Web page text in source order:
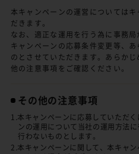
本キャンペーンの運営については
だきます。
なお、適正な運用を行う為に事務
キャンペーンの応募条件変更等、
のとさせていただきます。あらか
他の注意事項をご確認ください。
その他の注意事項
1.本キャンペーンに応募していただ
ンの運用について当社の運用方法
行わないものとします。
2.本キャンペーンに関して、本キャ